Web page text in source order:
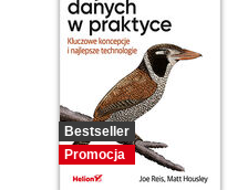
Bestseller
Promocja